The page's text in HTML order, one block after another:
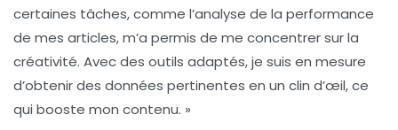
certaines tâches, comme l’analyse de la performance
de mes articles, m’a permis de me concentrer sur la
créativité. Avec des outils adaptés, je suis en mesure
d’obtenir des données pertinentes en un clin d’œil, ce
qui booste mon contenu. »